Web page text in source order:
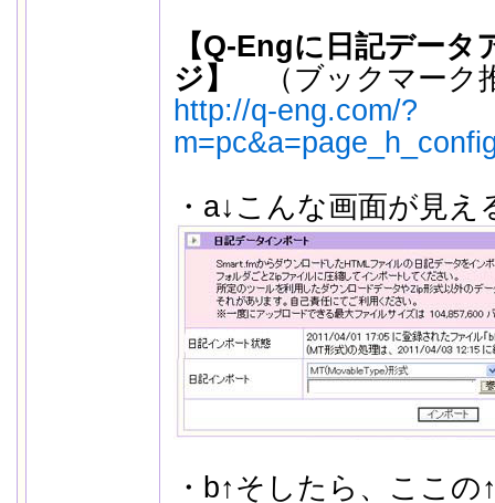
【Q-Engに日記デー
ジ】
（ブックマーク
http://q-eng.com/?
・a↓こんな画面が見
・b↑そしたら、ここ